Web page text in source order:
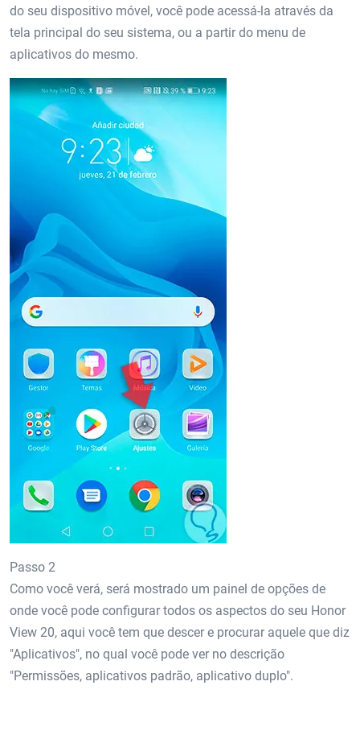
do seu dispositivo móvel, você pode acessá-la através da
tela principal do seu sistema, ou a partir do menu de
aplicativos do mesmo.
Passo 2
Como você verá, será mostrado um painel de opções de
onde você pode configurar todos os aspectos do seu Honor
View 20, aqui você tem que descer e procurar aquele que diz
"Aplicativos", no qual você pode ver no descrição
"Permissões, aplicativos padrão, aplicativo duplo".